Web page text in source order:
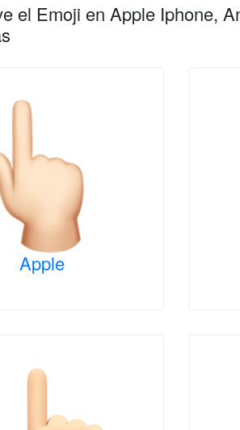
el Emoji en Apple Iphone,
Apple